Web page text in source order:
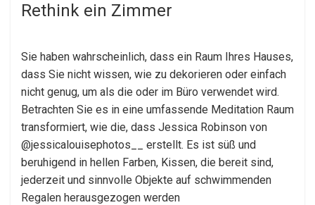
Rethink ein Zimmer
Sie haben wahrscheinlich, dass ein Raum Ihres Hauses,
dass Sie nicht wissen, wie zu dekorieren oder einfach
nicht genug, um als die oder im Büro verwendet wird.
Betrachten Sie es in eine umfassende Meditation Raum
transformiert, wie die, dass Jessica Robinson von
@jessicalouisephotos__ erstellt. Es ist süß und
beruhigend in hellen Farben, Kissen, die bereit sind,
jederzeit und sinnvolle Objekte auf schwimmenden
Regalen herausgezogen werden